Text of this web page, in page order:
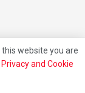
Us
website you are
Privacy and Cookie